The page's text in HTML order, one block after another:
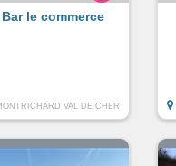
Bar le commerce
VAL DE CHER